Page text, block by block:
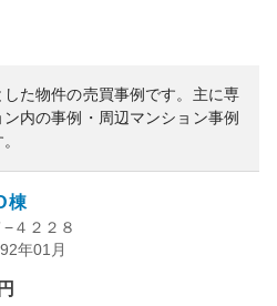
た物件の売買事例です。 主に専
内の事例・周辺マンション事例
棟
４２２８
年01月